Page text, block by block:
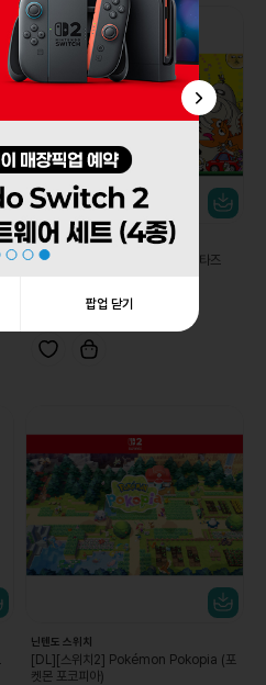
팝업 닫기
닌텐도 스위치
[DL][스위치] 리듬 천국 미라클 스타즈
닌텐도 스위치
[DL][스위치2] Pokémon Pokopia (포
켓몬 포코피아)